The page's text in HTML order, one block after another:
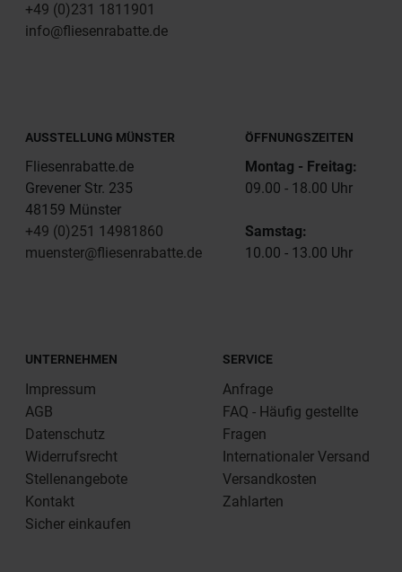
+49 (0)231 1811901
info@fliesenrabatte.de
AUSSTELLUNG MÜNSTER
Fliesenrabatte.de
Grevener Str. 235
48159 Münster
+49 (0)251 14981860
muenster@fliesenrabatte.de
ÖFFNUNGSZEITEN
Montag - Freitag:
09.00 - 18.00 Uhr
Samstag:
10.00 - 13.00 Uhr
UNTERNEHMEN
Impressum
AGB
Datenschutz
Widerrufsrecht
Stellenangebote
Kontakt
Sicher einkaufen
SERVICE
Anfrage
FAQ - Häufig gestellte
Fragen
Internationaler Versand
Versandkosten
Zahlarten